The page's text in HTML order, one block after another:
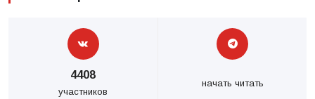
4408
участников
начать читать